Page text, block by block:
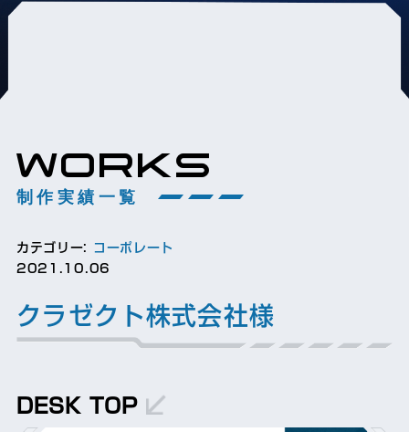
WORKS
制作実績一覧
カテゴリー:
コーポレート
2021.10.06
クラゼクト株式会社様
DESK TOP